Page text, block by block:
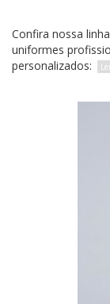
Confira nossa
uniformes
personalizados: